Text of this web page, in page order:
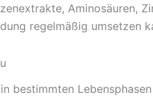
Aminosäuren,
regelmäßig umsetzen
bestimmten